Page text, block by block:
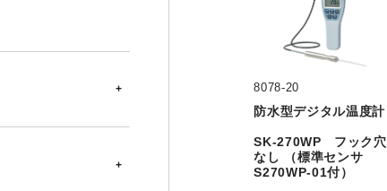
8078-20
防水型デジタル温度計
SK-270WP フック穴
なし （標準センサ
S270WP-01付）